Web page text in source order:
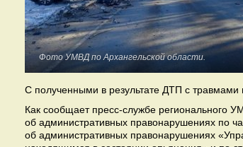
Фото УМВД по Архангельской области.
С полученными в результате ДТП с травмами
Как сообщает пресс-службе регионального
об административных правонарушениях по
об административных правонарушениях